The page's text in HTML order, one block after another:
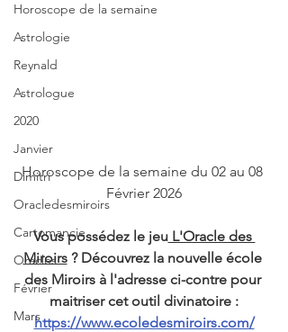
Horoscope de la semaine
Astrologie
Reynald
Astrologue
2020
Janvier
Dimitri
Oracledesmiroirs
Cartomancie
Oracles
Février
Mars
Horoscope de la semaine du 02 au 08
Février 2026
Vous possédez le jeu L'Oracle des
Miroirs ? Découvrez la nouvelle école
des Miroirs à l'adresse ci-contre pour
maitriser cet outil divinatoire :
https://www.ecoledesmiroirs.com/